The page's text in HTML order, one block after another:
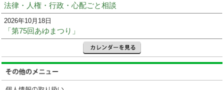
法律・人権・行政・心配ごと相談
2026年10月18日
「第75回あゆまつり」